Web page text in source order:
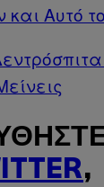
και Αυτό
,